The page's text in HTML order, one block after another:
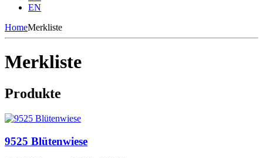
EN
HomeMerkliste
Merkliste
Produkte
9525 Blütenwiese